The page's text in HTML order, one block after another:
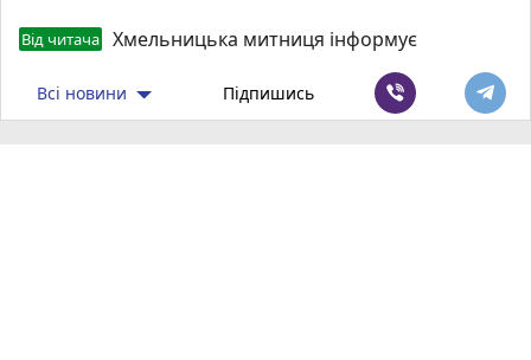
Від читача Хмельницька митниця інформує
Всі новини Підпишись